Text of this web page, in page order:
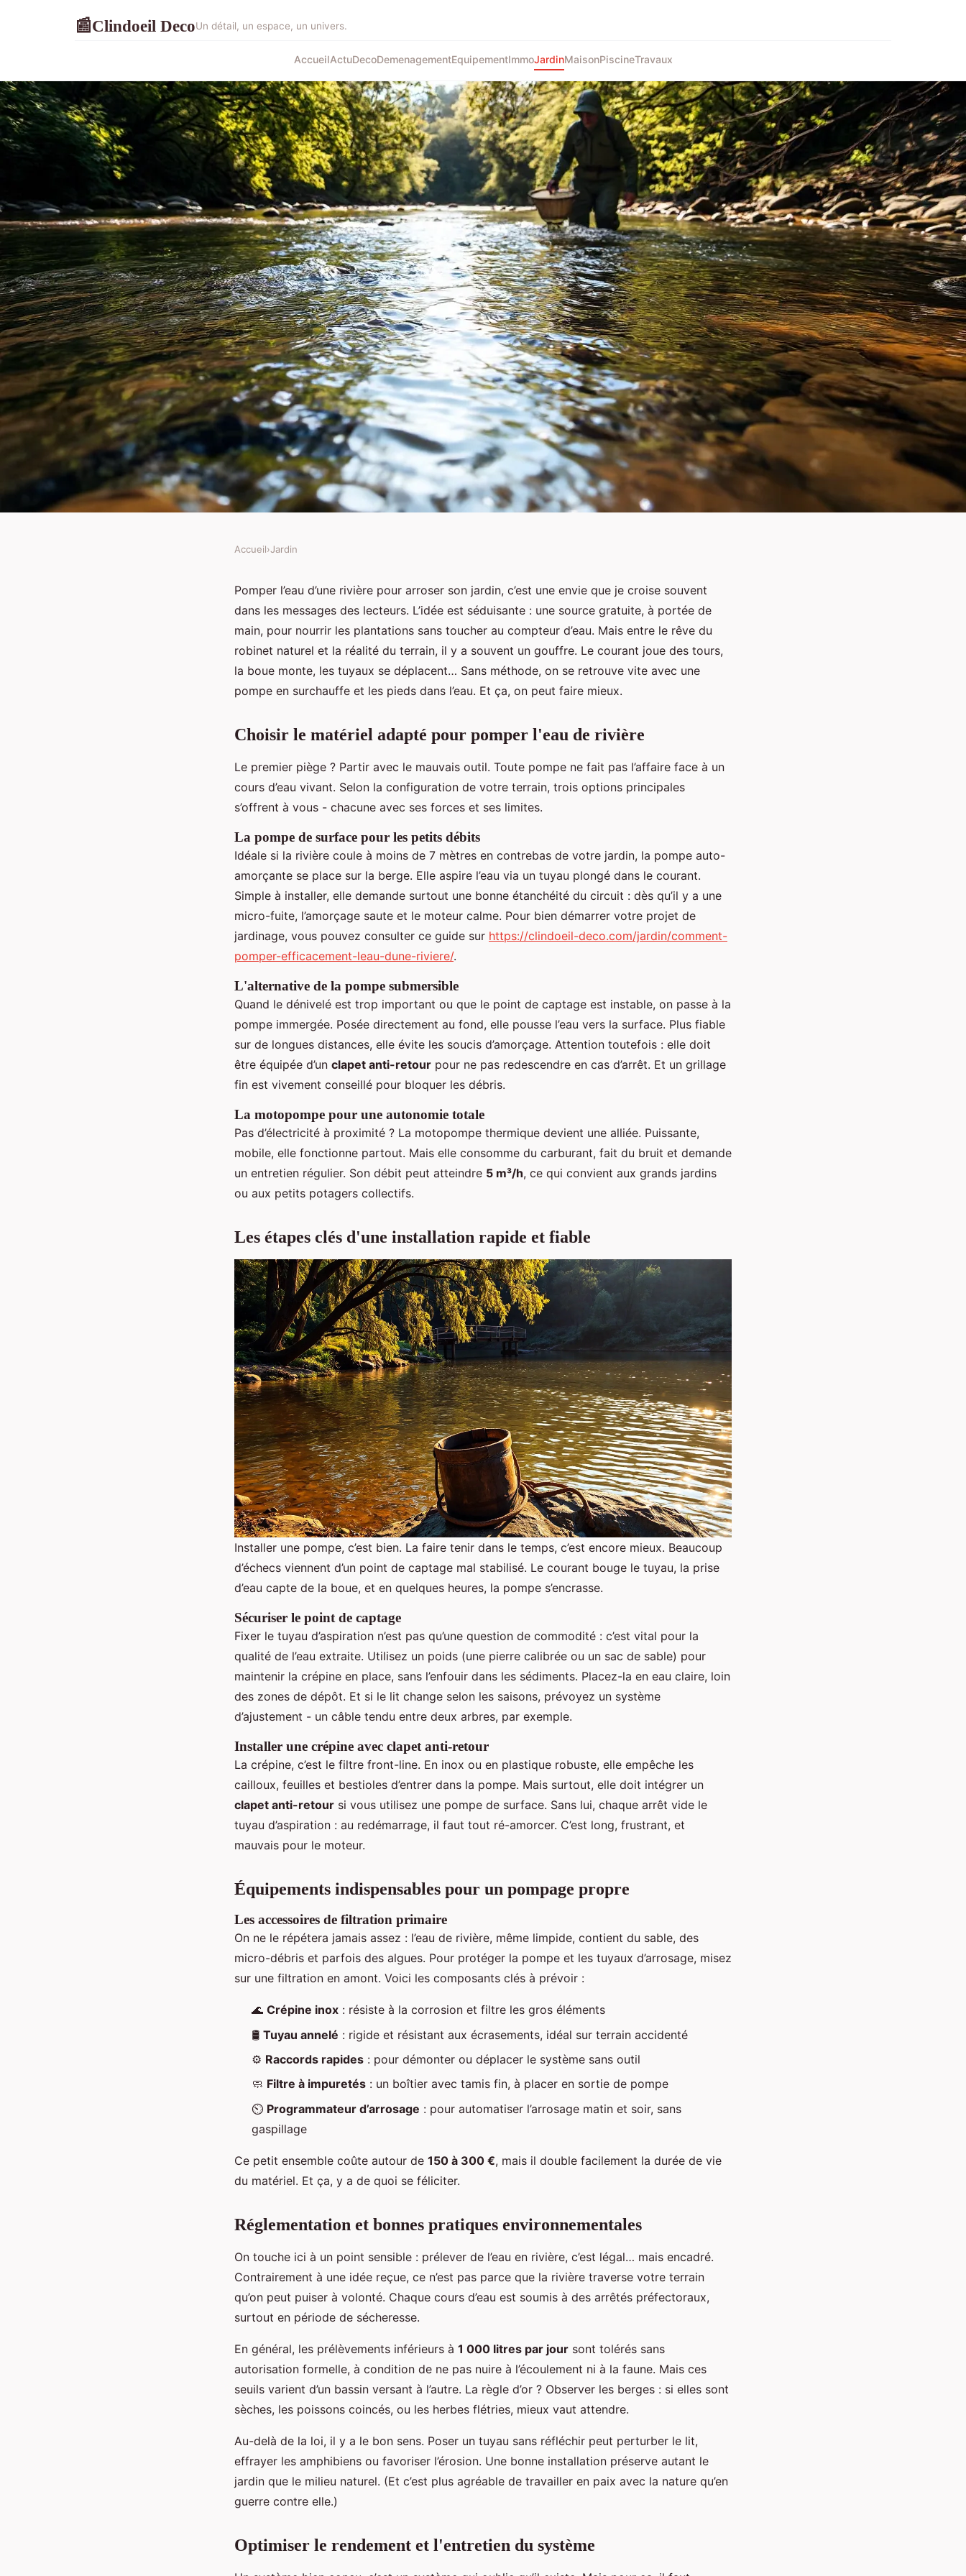
📰Clindoeil DecoUn détail, un espace, un univers.
AccueilActuDecoDemenagementEquipementImmoJardinMaisonPiscineTravaux
Astuces pratiques pour extraire l’eau
d’une rivière rapidement
Accueil›Jardin
Pomper l’eau d’une rivière pour arroser son jardin, c’est une envie que je croise souvent
dans les messages des lecteurs. L’idée est séduisante : une source gratuite, à portée de
main, pour nourrir les plantations sans toucher au compteur d’eau. Mais entre le rêve du
robinet naturel et la réalité du terrain, il y a souvent un gouffre. Le courant joue des tours,
la boue monte, les tuyaux se déplacent… Sans méthode, on se retrouve vite avec une
pompe en surchauffe et les pieds dans l’eau. Et ça, on peut faire mieux.
Choisir le matériel adapté pour pomper l'eau de rivière
Le premier piège ? Partir avec le mauvais outil. Toute pompe ne fait pas l’affaire face à un
cours d’eau vivant. Selon la configuration de votre terrain, trois options principales
s’offrent à vous - chacune avec ses forces et ses limites.
La pompe de surface pour les petits débits
Idéale si la rivière coule à moins de 7 mètres en contrebas de votre jardin, la pompe auto-
amorçante se place sur la berge. Elle aspire l’eau via un tuyau plongé dans le courant.
Simple à installer, elle demande surtout une bonne étanchéité du circuit : dès qu’il y a une
micro-fuite, l’amorçage saute et le moteur calme. Pour bien démarrer votre projet de
jardinage, vous pouvez consulter ce guide sur https://clindoeil-deco.com/jardin/comment-
pomper-efficacement-leau-dune-riviere/.
L'alternative de la pompe submersible
Quand le dénivelé est trop important ou que le point de captage est instable, on passe à la
pompe immergée. Posée directement au fond, elle pousse l’eau vers la surface. Plus fiable
sur de longues distances, elle évite les soucis d’amorçage. Attention toutefois : elle doit
être équipée d’un clapet anti-retour pour ne pas redescendre en cas d’arrêt. Et un grillage
fin est vivement conseillé pour bloquer les débris.
La motopompe pour une autonomie totale
Pas d’électricité à proximité ? La motopompe thermique devient une alliée. Puissante,
mobile, elle fonctionne partout. Mais elle consomme du carburant, fait du bruit et demande
un entretien régulier. Son débit peut atteindre 5 m³/h, ce qui convient aux grands jardins
ou aux petits potagers collectifs.
Les étapes clés d'une installation rapide et fiable
Installer une pompe, c’est bien. La faire tenir dans le temps, c’est encore mieux. Beaucoup
d’échecs viennent d’un point de captage mal stabilisé. Le courant bouge le tuyau, la prise
d’eau capte de la boue, et en quelques heures, la pompe s’encrasse.
Sécuriser le point de captage
Fixer le tuyau d’aspiration n’est pas qu’une question de commodité : c’est vital pour la
qualité de l’eau extraite. Utilisez un poids (une pierre calibrée ou un sac de sable) pour
maintenir la crépine en place, sans l’enfouir dans les sédiments. Placez-la en eau claire, loin
des zones de dépôt. Et si le lit change selon les saisons, prévoyez un système
d’ajustement - un câble tendu entre deux arbres, par exemple.
Installer une crépine avec clapet anti-retour
La crépine, c’est le filtre front-line. En inox ou en plastique robuste, elle empêche les
cailloux, feuilles et bestioles d’entrer dans la pompe. Mais surtout, elle doit intégrer un
clapet anti-retour si vous utilisez une pompe de surface. Sans lui, chaque arrêt vide le
tuyau d’aspiration : au redémarrage, il faut tout ré-amorcer. C’est long, frustrant, et
mauvais pour le moteur.
Équipements indispensables pour un pompage propre
Les accessoires de filtration primaire
On ne le répétera jamais assez : l’eau de rivière, même limpide, contient du sable, des
micro-débris et parfois des algues. Pour protéger la pompe et les tuyaux d’arrosage, misez
sur une filtration en amont. Voici les composants clés à prévoir :
🌊 Crépine inox : résiste à la corrosion et filtre les gros éléments
🛢️ Tuyau annelé : rigide et résistant aux écrasements, idéal sur terrain accidenté
⚙️ Raccords rapides : pour démonter ou déplacer le système sans outil
🧼 Filtre à impuretés : un boîtier avec tamis fin, à placer en sortie de pompe
⏲️ Programmateur d’arrosage : pour automatiser l’arrosage matin et soir, sans
gaspillage
Ce petit ensemble coûte autour de 150 à 300 €, mais il double facilement la durée de vie
du matériel. Et ça, y a de quoi se féliciter.
Réglementation et bonnes pratiques environnementales
On touche ici à un point sensible : prélever de l’eau en rivière, c’est légal… mais encadré.
Contrairement à une idée reçue, ce n’est pas parce que la rivière traverse votre terrain
qu’on peut puiser à volonté. Chaque cours d’eau est soumis à des arrêtés préfectoraux,
surtout en période de sécheresse.
En général, les prélèvements inférieurs à 1 000 litres par jour sont tolérés sans
autorisation formelle, à condition de ne pas nuire à l’écoulement ni à la faune. Mais ces
seuils varient d’un bassin versant à l’autre. La règle d’or ? Observer les berges : si elles sont
sèches, les poissons coincés, ou les herbes flétries, mieux vaut attendre.
Au-delà de la loi, il y a le bon sens. Poser un tuyau sans réfléchir peut perturber le lit,
effrayer les amphibiens ou favoriser l’érosion. Une bonne installation préserve autant le
jardin que le milieu naturel. (Et c’est plus agréable de travailler en paix avec la nature qu’en
guerre contre elle.)
Optimiser le rendement et l'entretien du système